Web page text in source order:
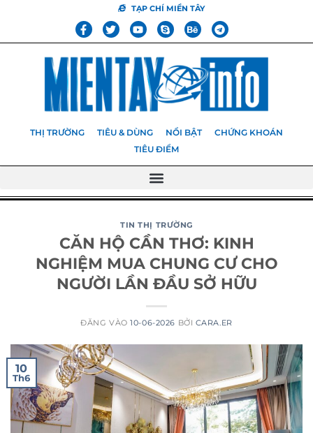
TẠP CHÍ MIỀN TÂY
THỊ TRƯỜNG TIÊU & DÙNG NỔI BẬT
CHỨNG KHOÁN
TIÊU ĐIỂM
TIN THỊ TRƯỜNG
CĂN HỘ CẦN THƠ: KINH
NGHIỆM MUA CHUNG CƯ CHO
NGƯỜI LẦN ĐẦU SỞ HỮU
ĐĂNG VÀO10-06-2026 BỞI CARA.ER
10
Th6